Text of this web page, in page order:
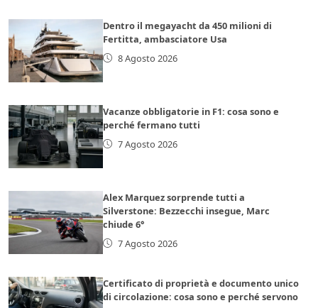
Dentro il megayacht da 450 milioni di
Fertitta, ambasciatore Usa
8 Agosto 2026
Vacanze obbligatorie in F1: cosa sono e
perché fermano tutti
7 Agosto 2026
Alex Marquez sorprende tutti a
Silverstone: Bezzecchi insegue, Marc
chiude 6°
7 Agosto 2026
Certificato di proprietà e documento unico
di circolazione: cosa sono e perché servono